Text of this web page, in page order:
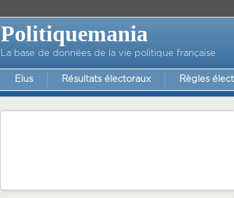
Politiquemania
La base de données de la vie politique française
Elus Résultats électoraux Règles